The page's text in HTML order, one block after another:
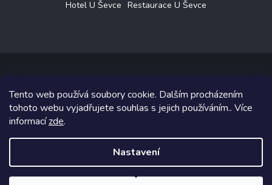
Tento web používá soubory cookie. Dalším procházením
tohoto webu vyjadřujete souhlas s jejich používáním.. Více
informacízde.
Nastavení
Hotel U Ševce Restaurace U Ševce
Copyright 2026Elektro Klesný s.r.o.. Všechna práva vyhrazena.
Grafický návrh vytvořil a na Shoptet implementoval
Shoptetak.cz.